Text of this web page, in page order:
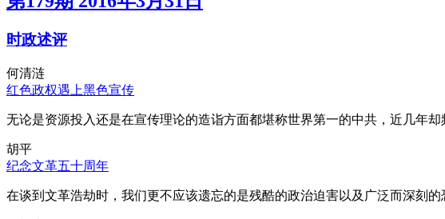
时政述评
何清涟
红色政权遇上黑色宣传
无论是资源投入还是在宣传理论的造诣方面都堪称世界第一的中共，近几年却
胡平
纪念文革五十周年
在谈到文革浩劫时，我们更不应该遗忘的是残酷的政治迫害以及广泛而深刻